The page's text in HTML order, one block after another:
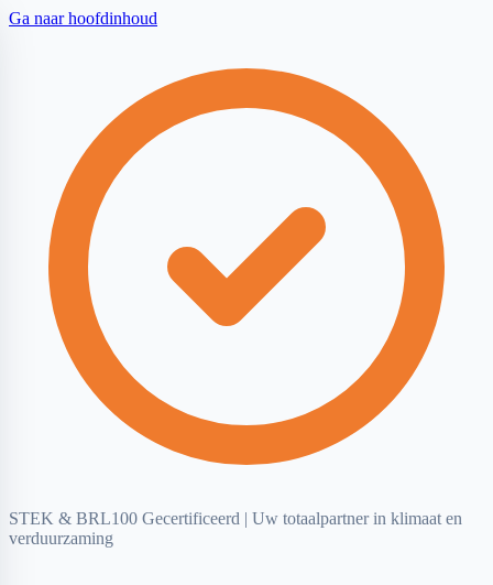
Ga naar hoofdinhoud
STEK & BRL100 Gecertificeerd | Uw totaalpartner in klimaat en
verduurzaming